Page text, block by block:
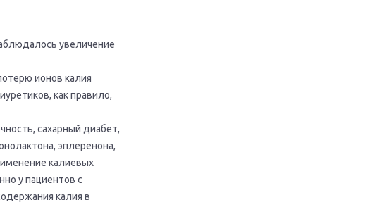
увеличение
ионов калия
как правило,
сахарный диабет,
эплеренона,
калиевых
у пациентов с
калия в